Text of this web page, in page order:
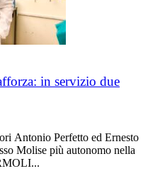
in servizio due
Antonio Perfetto ed Ernesto
Molise più autonomo nella